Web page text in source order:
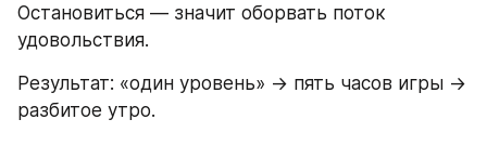
Остановиться — значит оборвать поток
удовольствия.
Результат: «один уровень» → пять часов игры →
разбитое утро.